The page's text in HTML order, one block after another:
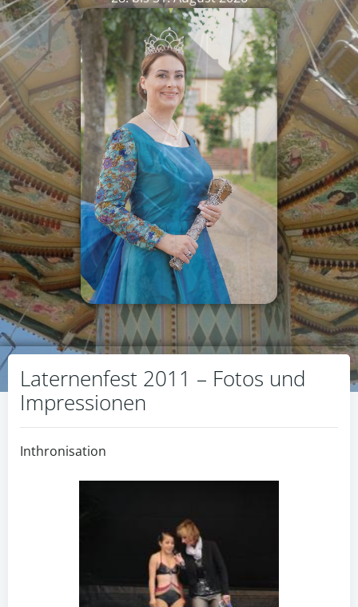
Laternenfest 2011 – Fotos und
Impressionen
Inthronisation